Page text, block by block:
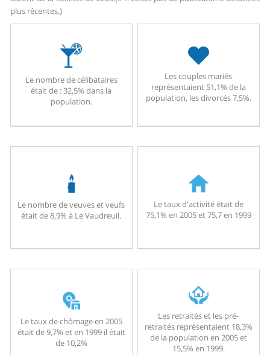
plus récentes.)
Le nombre de célibataires
était de : 32,5% dans la
population.
Les couples mariés
représentaient 51,1% de la
population, les divorcés 7,5%.
Le nombre de veuves et veufs
était de 8,9% à Le Vaudreuil.
Le taux d'activité était de
75,1% en 2005 et 75,7 en 1999
Le taux de chômage en 2005
était de 9,7% et en 1999 il était
de 10,2%
Les retraités et les pré-
retraités représentaient 18,3%
de la population en 2005 et
15,5% en 1999.